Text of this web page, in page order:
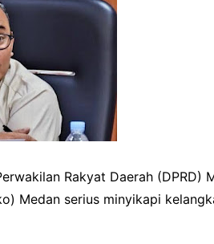
Rakyat Daerah (DPRD)
Medan serius minyikapi